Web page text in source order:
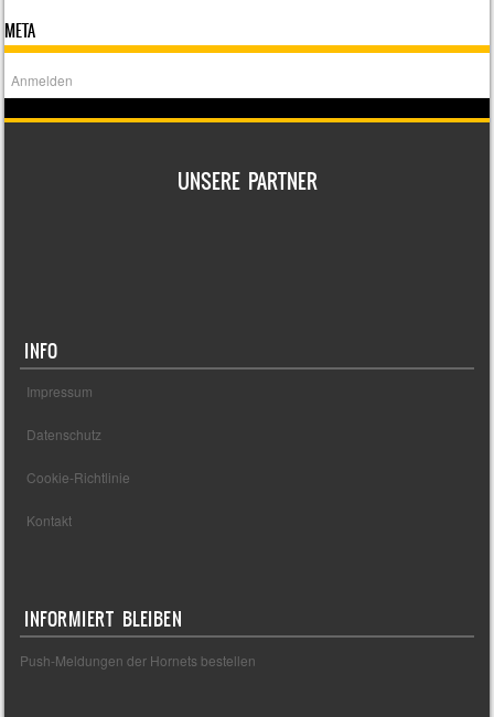
META
Anmelden
UNSERE PARTNER
INFO
Impressum
Datenschutz
Cookie-Richtlinie
Kontakt
INFORMIERT BLEIBEN
Push-Meldungen der Hornets bestellen